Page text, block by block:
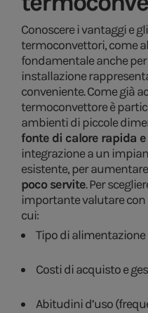
Conoscere i vantaggi e
termoconvettori, come
fondamentale anche
installazione
conveniente. Come già
termoconvettore è
ambienti di piccole
fonte di calore rapida
integrazione a un
esistente, per
poco servite. Per
importante valutare
cui:
Tipo di alimentazione
Costi di acquisto e
Abitudini d’uso